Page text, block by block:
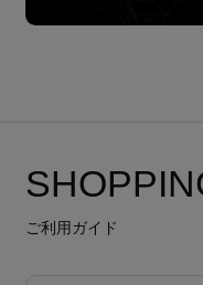
ご利用ガイド